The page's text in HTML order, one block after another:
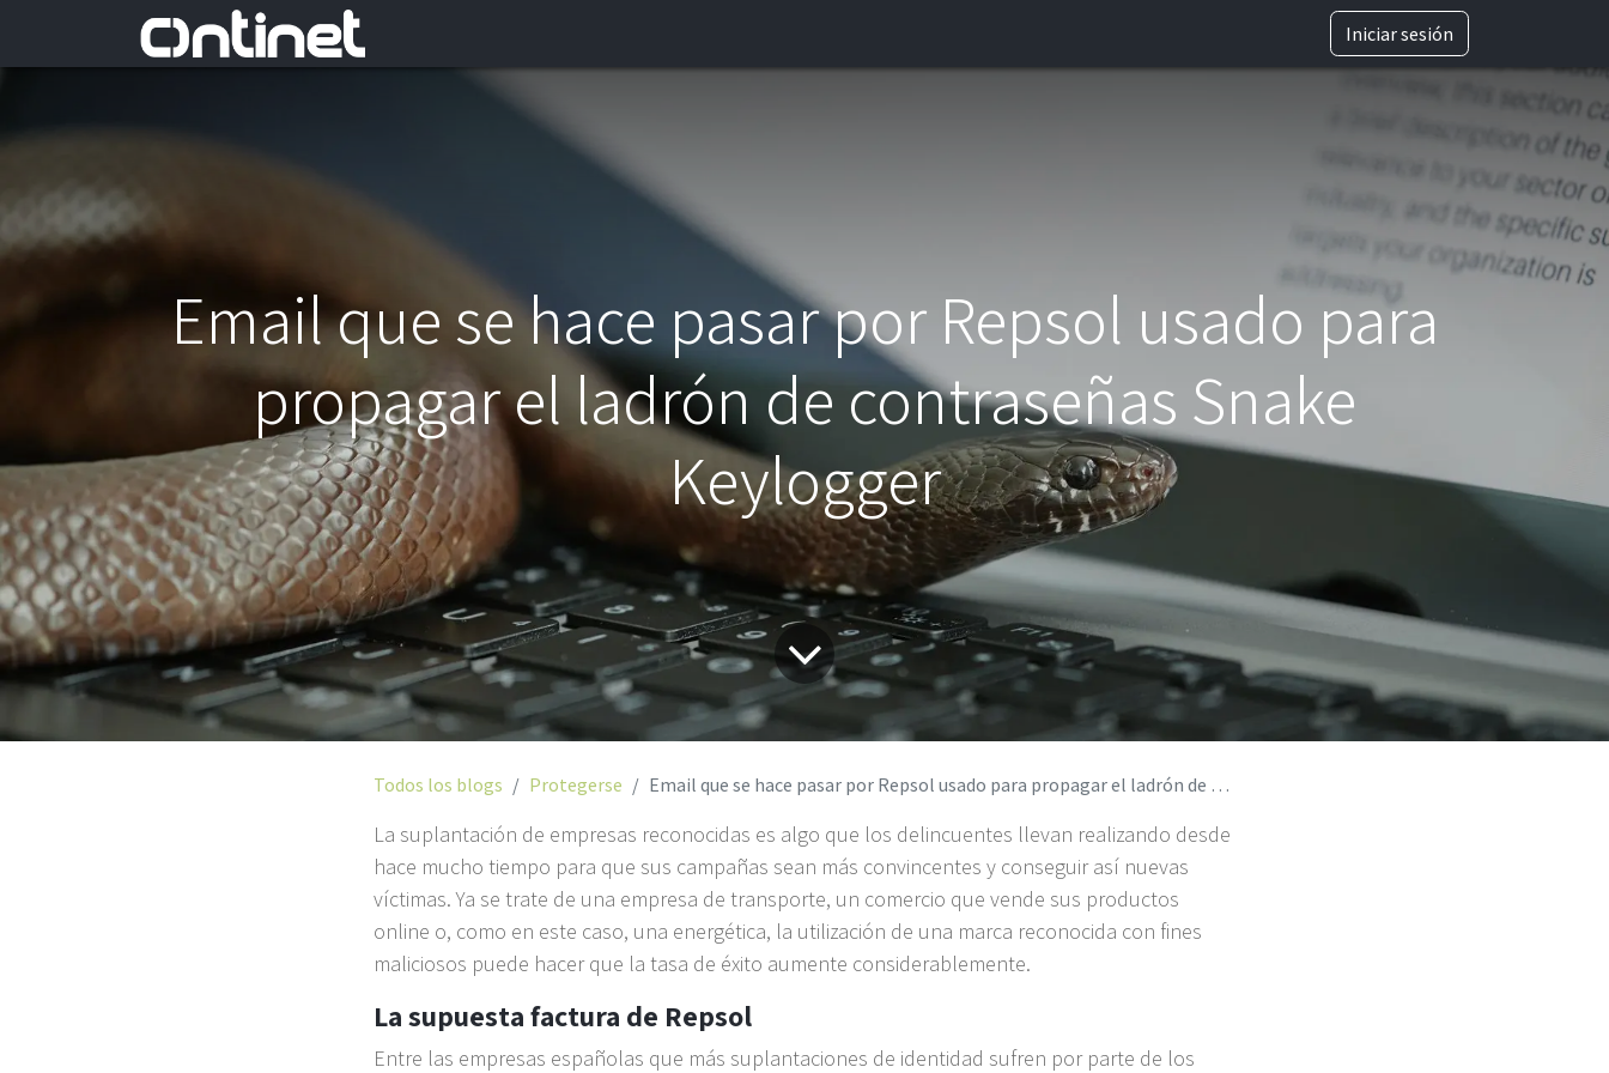
Iniciar sesión
Email que se hace pasar por Repsol usado para
propagar el ladrón de contraseñas Snake
Keylogger
Todos los blogs Protegerse Email que se hace pasar por Repsol usado para propagar el ladrón de contraseñas Snake Keylogger
La suplantación de empresas reconocidas es algo que los delincuentes llevan realizando desde
hace mucho tiempo para que sus campañas sean más convincentes y conseguir así nuevas
víctimas. Ya se trate de una empresa de transporte, un comercio que vende sus productos
online o, como en este caso, una energética, la utilización de una marca reconocida con fines
maliciosos puede hacer que la tasa de éxito aumente considerablemente.
La supuesta factura de Repsol
Entre las empresas españolas que más suplantaciones de identidad sufren por parte de los